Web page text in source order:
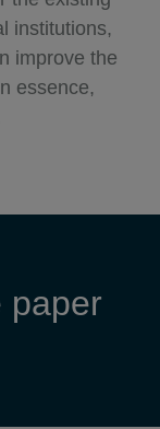
institutions,
improve the
essence,
paper